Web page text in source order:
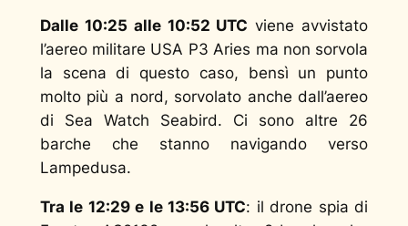
Dalle 10:25 alle 10:52 UTC viene avvistato
l’aereo militare USA P3 Aries ma non sorvola
la scena di questo caso, bensì un punto
molto più a nord, sorvolato anche dall’aereo
di Sea Watch Seabird. Ci sono altre 26
barche che stanno navigando verso
Lampedusa.
Tra le 12:29 e le 13:56 UTC: il drone spia di